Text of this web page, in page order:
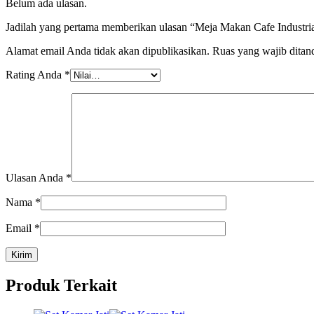
Belum ada ulasan.
Jadilah yang pertama memberikan ulasan “Meja Makan Cafe
Alamat email Anda tidak akan dipublikasikan. Ruas yang wajib
Rating Anda *
Ulasan Anda *
Nama *
Email *
Produk Terkait